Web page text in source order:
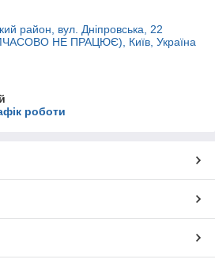
район, вул. Дніпровська, 22
НЕ ПРАЦЮЄ), Київ, Україна
роботи